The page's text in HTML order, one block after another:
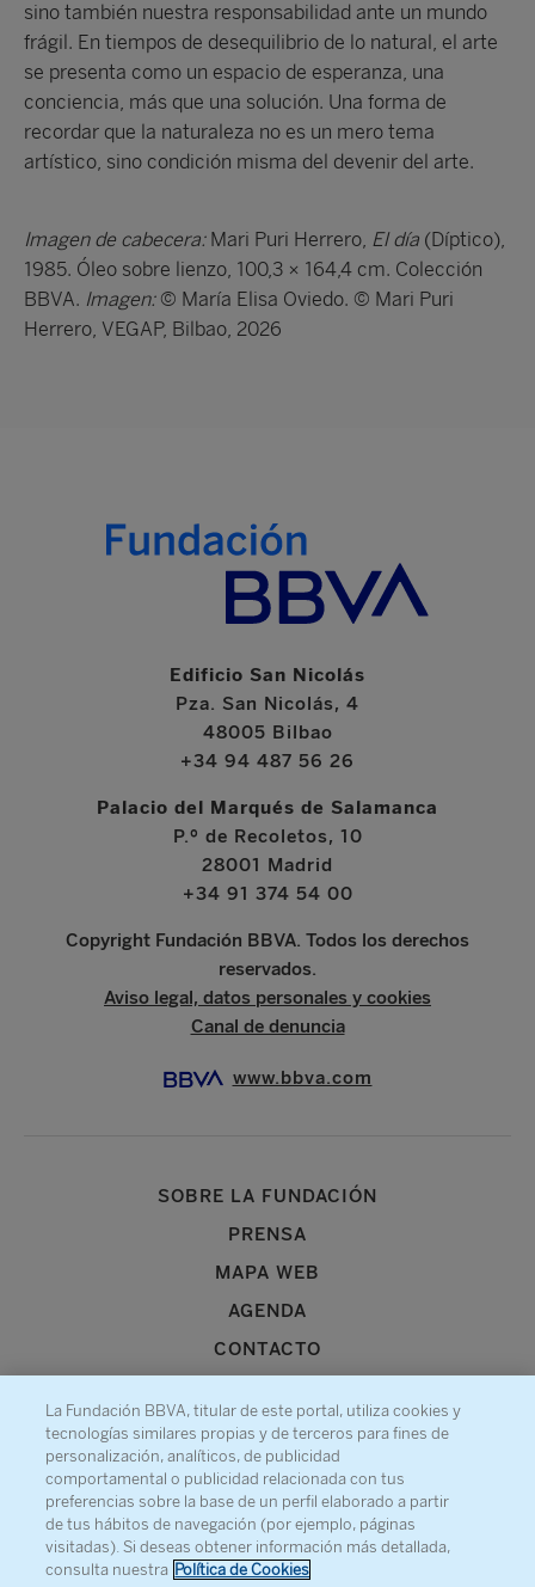
sino también nuestra responsabilidad ante un mundo
frágil. En tiempos de desequilibrio de lo natural, el arte
se presenta como un espacio de esperanza, una
conciencia, más que una solución. Una forma de
recordar que la naturaleza no es un mero tema
artístico, sino condición misma del devenir del arte.
Imagen de cabecera: Mari Puri Herrero, El día (Díptico),
1985. Óleo sobre lienzo, 100,3 × 164,4 cm. Colección
BBVA. Imagen:© María Elisa Oviedo. © Mari Puri
Herrero, VEGAP, Bilbao, 2026
Edificio San Nicolás
Pza. San Nicolás, 4
48005 Bilbao
+34 94 487 56 26
Palacio del Marqués de Salamanca
P.º de Recoletos, 10
28001 Madrid
+34 91 374 54 00
Copyright Fundación BBVA. Todos los derechos
reservados.
Aviso legal, datos personales y cookies
Canal de denuncia
www.bbva.com
SOBRE LA FUNDACIÓN
PRENSA
MAPA WEB
AGENDA
CONTACTO
Recibe información sobre nuestra actividad
La Fundación BBVA, titular de este portal, utiliza cookies y
tecnologías similares propias y de terceros para fines de
personalización, analíticos, de publicidad
comportamental o publicidad relacionada con tus
preferencias sobre la base de un perfil elaborado a partir
de tus hábitos de navegación (por ejemplo, páginas
visitadas). Si deseas obtener información más detallada,
consulta nuestra Política de Cookies